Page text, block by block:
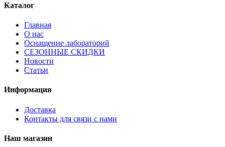
Каталог
Главная
О нас
Оснащение лабораторий
СЕЗОННЫЕ СКИДКИ
Новости
Статьи
Информация
Доставка
Контакты для связи с нами
Наш магазин